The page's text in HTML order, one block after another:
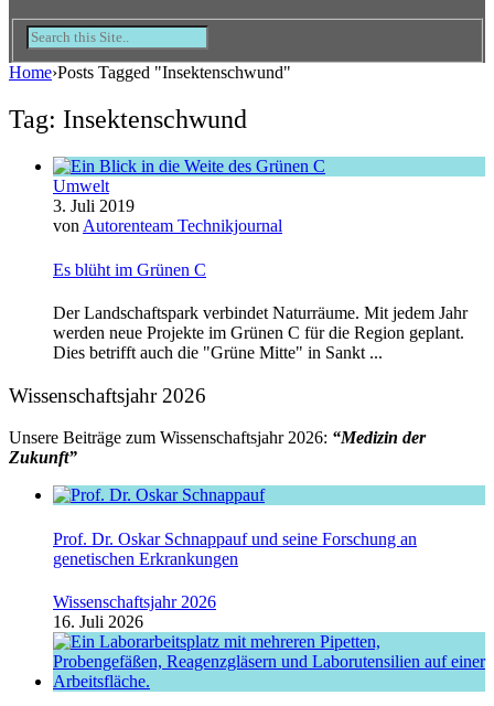
Home›Posts Tagged "Insektenschwund"
Tag: Insektenschwund
Umwelt
3. Juli 2019
von Autorenteam Technikjournal
Es blüht im Grünen C
Der Landschaftspark verbindet Naturräume. Mit jedem Jahr
werden neue Projekte im Grünen C für die Region geplant.
Dies betrifft auch die "Grüne Mitte" in Sankt ...
Wissenschaftsjahr 2026
Unsere Beiträge zum Wissenschaftsjahr 2026: “Medizin der
Zukunft”
Prof. Dr. Oskar Schnappauf und seine Forschung an
genetischen Erkrankungen
Wissenschaftsjahr 2026
16. Juli 2026